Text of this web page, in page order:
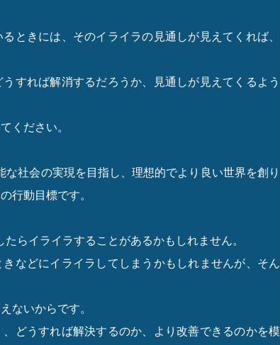
ときには、そのイライラの見通しが見えてくれば、
すれば解消するだろうか、見通しが見えてくるよう
ください。
社会の実現を目指し、理想的でより良い世界を創り
行動目標です。
らイライラすることがあるかもしれません。
などにイライラしてしまうかもしれませんが、そん
ないからです。
どうすれば解決するのか、より改善できるのかを模